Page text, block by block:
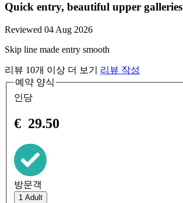
Quick entry, beautiful upper galleries
Reviewed 04 Aug 2026
Skip line made entry smooth
리뷰 10개 이상 더 보기
리뷰 작성
예약 양식
인당
€ 29.50
방문객